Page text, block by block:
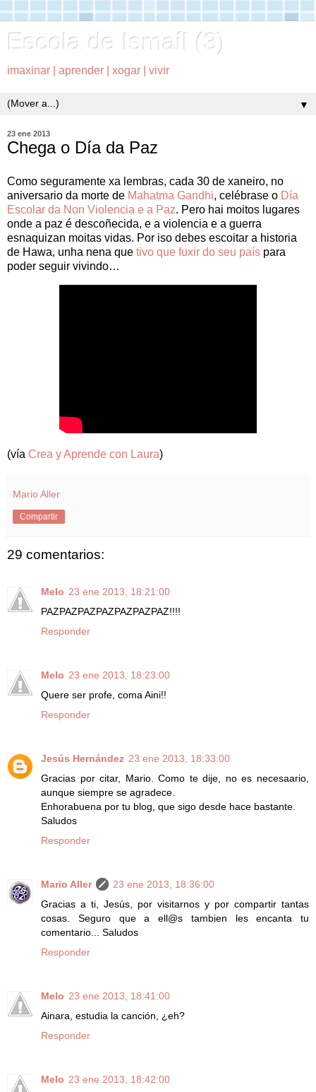
Escola de Ismaíl (3)
imaxinar | aprender | xogar | vivir
▼
23 ene 2013
Chega o Día da Paz
Como seguramente xa lembras, cada 30 de xaneiro, no
aniversario da morte de Mahatma Gandhi, celébrase o Día
Escolar da Non Violencia e a Paz. Pero hai moitos lugares
onde a paz é descoñecida, e a violencia e a guerra
esnaquizan moitas vidas. Por iso debes escoitar a historia
de Hawa, unha nena que tivo que fuxir do seu país para
poder seguir vivindo…
(vía Crea y Aprende con Laura)
Mario Aller
Compartir
29 comentarios:
Melo 23 ene 2013, 18:21:00
PAZPAZPAZPAZPAZPAZPAZ!!!!
Responder
Melo 23 ene 2013, 18:23:00
Quere ser profe, coma Aini!!
Responder
Jesús Hernández 23 ene 2013, 18:33:00
Gracias por citar, Mario. Como te dije, no es necesaario,
aunque siempre se agradece.
Enhorabuena por tu blog, que sigo desde hace bastante.
Saludos
Responder
Mario Aller
23 ene 2013, 18:36:00
Gracias a ti, Jesús, por visitarnos y por compartir tantas
cosas. Seguro que a ell@s tambien les encanta tu
comentario... Saludos
Responder
Melo 23 ene 2013, 18:41:00
Ainara, estudia la canción, ¿eh?
Responder
Melo 23 ene 2013, 18:42:00